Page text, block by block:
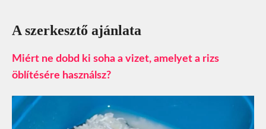
A szerkesztő ajánlata
Miért ne dobd ki soha a vizet, amelyet a rizs
öblítésére használsz?